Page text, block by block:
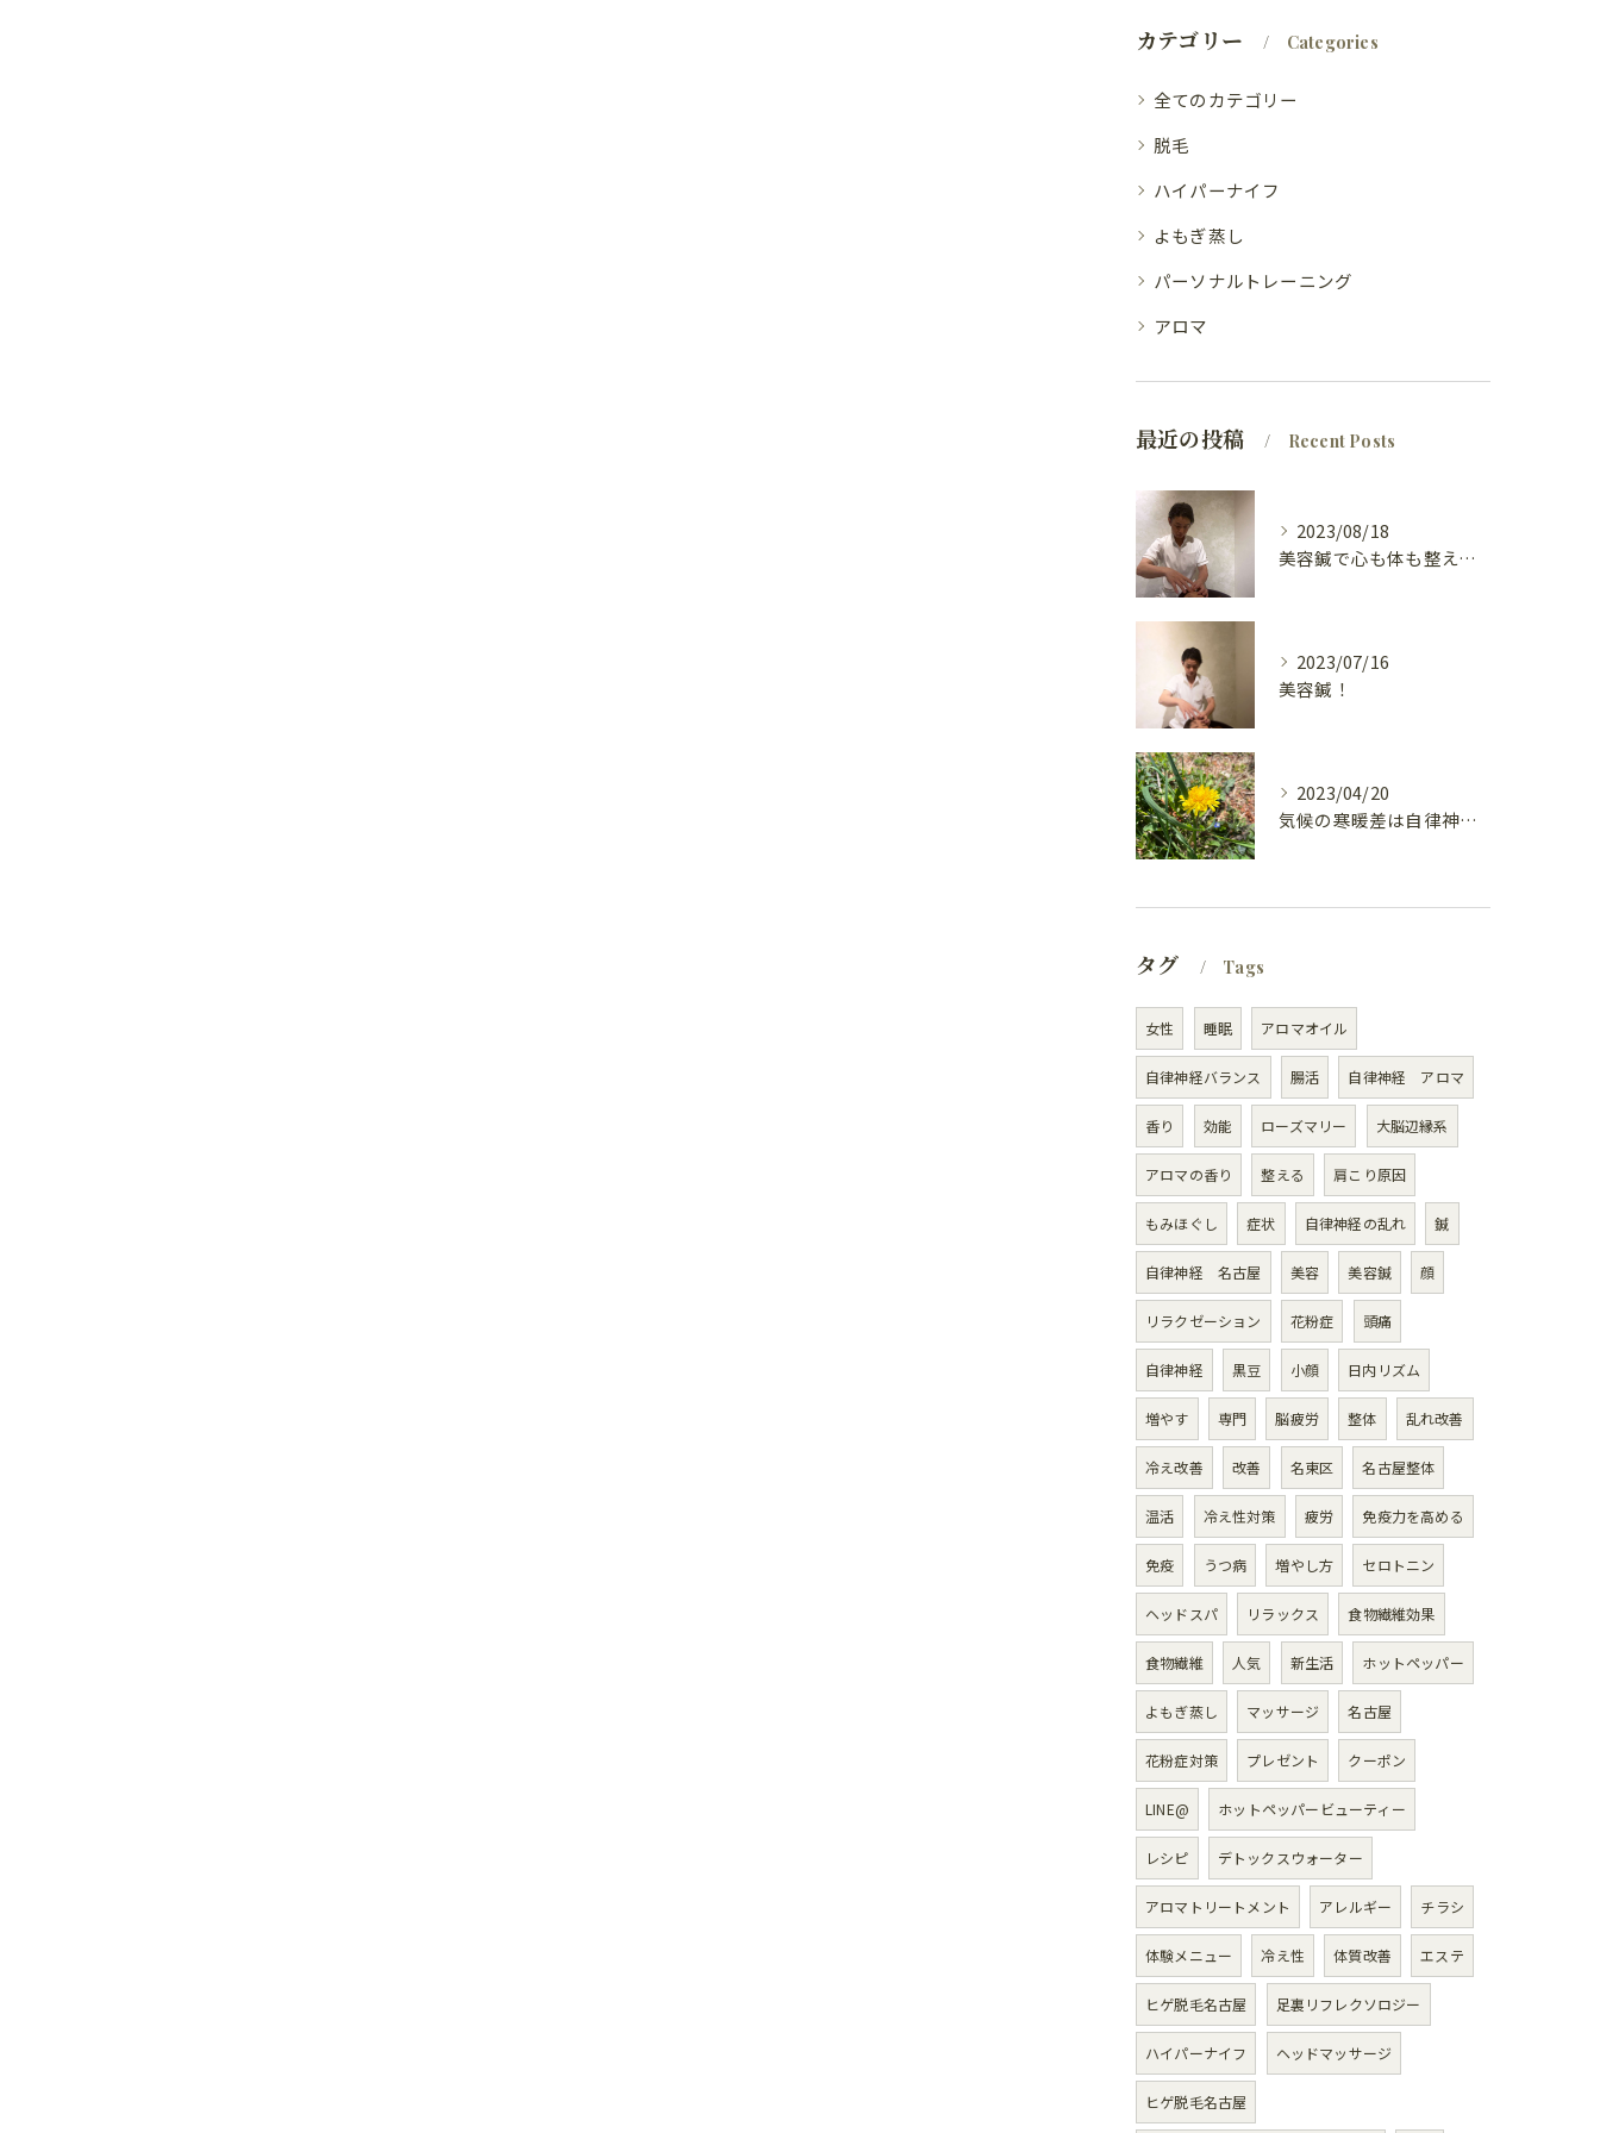
カテゴリー Categories
全てのカテゴリー
脱毛
ハイパーナイフ
よもぎ蒸し
パーソナルトレーニング
アロマ
最近の投稿 Recent Posts
2023/08/18
美容鍼で心も体も整えて！
2023/07/16
美容鍼！
2023/04/20
気候の寒暖差は自律神経が乱れるの？
タグ Tags
女性 睡眠 アロマオイル
自律神経バランス 腸活 自律神経 アロマ
香り 効能 ローズマリー 大脳辺縁系
アロマの香り 整える 肩こり原因
もみほぐし 症状 自律神経の乱れ 鍼
自律神経 名古屋 美容 美容鍼 顔
リラクゼーション 花粉症 頭痛
自律神経 黒豆 小顔 日内リズム
増やす 専門 脳疲労 整体 乱れ改善
冷え改善 改善 名東区 名古屋整体
温活 冷え性対策 疲労 免疫力を高める
免疫 うつ病 増やし方 セロトニン
ヘッドスパ リラックス 食物繊維効果
食物繊維 人気 新生活 ホットペッパー
よもぎ蒸し マッサージ 名古屋
花粉症対策 プレゼント クーポン
LINE@ ホットペッパービューティー
レシピ デトックスウォーター
アロマトリートメント アレルギー チラシ
体験メニュー 冷え性 体質改善 エステ
ヒゲ脱毛名古屋 足裏リフレクソロジー
ハイパーナイフ ヘッドマッサージ
ヒゲ脱毛名古屋